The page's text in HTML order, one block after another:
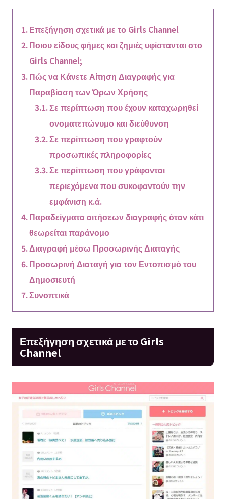
Επεξήγηση σχετικά με το Girls Channel
Ποιου είδους φήμες και ζημιές υφίστανται στο
Girls Channel;
Πώς να Κάνετε Αίτηση Διαγραφής για
Παραβίαση των Όρων Χρήσης
Σε περίπτωση που έχουν καταχωρηθεί
ονοματεπώνυμο και διεύθυνση
Σε περίπτωση που γραφτούν
προσωπικές πληροφορίες
Σε περίπτωση που γράφονται
περιεχόμενα που συκοφαντούν την
εμφάνιση κ.ά.
Παραδείγματα αιτήσεων διαγραφής όταν κάτι
θεωρείται παράνομο
Διαγραφή μέσω Προσωρινής Διαταγής
Προσωρινή Διαταγή για τον Εντοπισμό του
Δημοσιευτή
Συνοπτικά
Επεξήγηση σχετικά με το Girls
Channel